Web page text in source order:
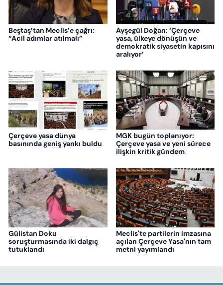
Beştaş’tan Meclis’e çağrı:
“Acil adımlar atılmalı”
Ayşegül Doğan: ‘Çerçeve
yasa, ülkeye dönüşün ve
demokratik siyasetin kapısını
aralıyor’
Çerçeve yasa dünya
basınında geniş yankı buldu
MGK bugün toplanıyor:
Çerçeve yasa ve yeni sürece
ilişkin kritik gündem
Gülistan Doku
soruşturmasında iki dalgıç
tutuklandı
Meclis'te partilerin imzasına
açılan Çerçeve Yasa'nın tam
metni yayımlandı